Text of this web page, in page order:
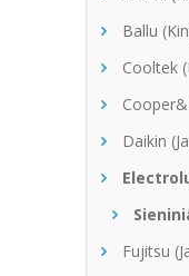
Ballu
Cooltek
Daikin
Fujitsu